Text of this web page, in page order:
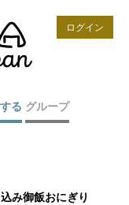
ログイン
る グループ
み御飯おにぎり